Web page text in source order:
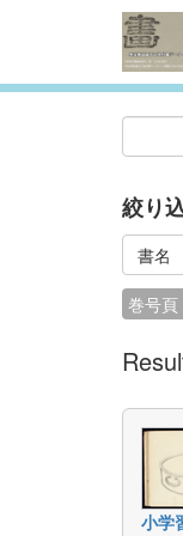
絞り
書名
巻号頁
小学